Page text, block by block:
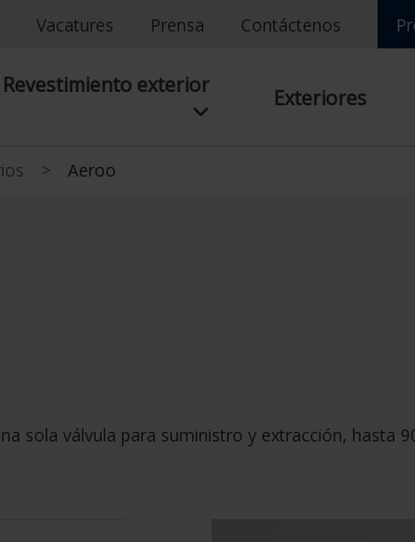
Vacatures Prensa Contáctenos
Revestimiento exterior Exteriores
> Aeroo
sola válvula para suministro y extracción, hasta